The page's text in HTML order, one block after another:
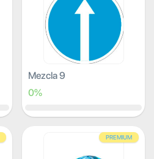
Mezcla 9
0%
PREMIUM